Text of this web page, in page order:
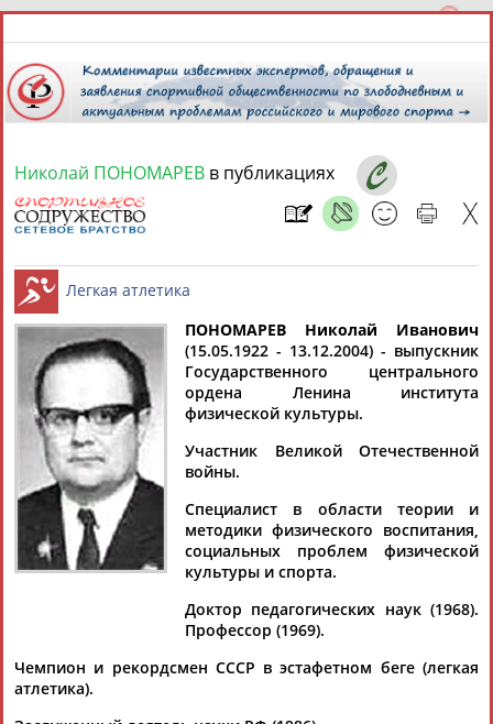
9 августа 2026 года,
СПОРТСМЕНЫ, ТРЕНЕРЫ И СПЕЦИАЛИСТЫ
Найдено: 1персона Расширенный поиск
Николай
ПОНОМАРЕВ
Ваш запрос: "Николай ПОНОМАРЕВ"
Документы 1-10 из 29 найденных уникальных документов
2
Николай ПОНОМАРЕВ в публикациях
Легкая атлетика
ПОНОМАРЕВ Николай Иванович
(15.05.1922 - 13.12.2004) - выпускник
Государственного центрального
ордена Ленина института
физической культуры.
Участник Великой Отечественной
войны.
Специалист в области теории и
методики физического воспитания,
социальных проблем физической
культуры и спорта.
Доктор педагогических наук (1968).
Профессор (1969).
Чемпион и рекордсмен СССР в эстафетном беге (легкая
атлетика).